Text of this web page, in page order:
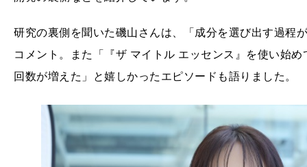
研究の裏側を聞いた磯山さんは、「成分を選び出す過程
コメント。また「『ザ マイトル エッセンス』を使い始
回数が増えた」と嬉しかったエピソードも語りました。